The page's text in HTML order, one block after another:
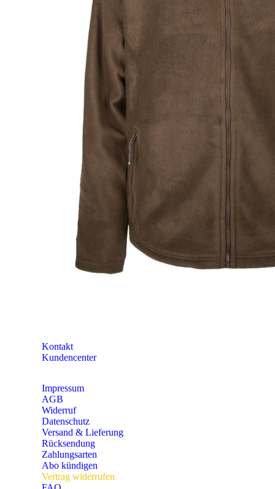
Telefon: +49 (0) 2604 / 978 888
kundencenter@paulparey.de
Mo – Fr 9:00 – 15:00 Uhr
seminare@paulparey.de
Erich-Kästner-Straße 2
Mo – Do 8:00 – 16:30 Uhr
Fr 8:00 – 15:00 Uhr
Abovorteile
Größen-Tabellen
Bekleidungs-Eigenschaften
Entsorgung und Umwelt
Pareyshop vor Ort
Kontakt
Kundencenter
Impressum
AGB
Widerruf
Datenschutz
Versand & Lieferung
Rücksendung
Zahlungsarten
Abo kündigen
Vertrag widerrufen